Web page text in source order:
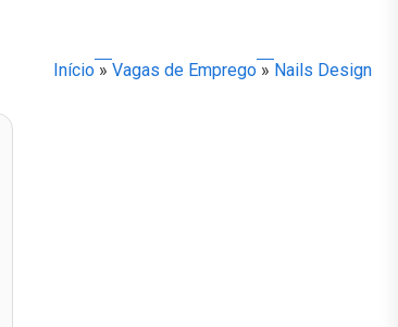
Início » Vagas de Emprego » Nails Design